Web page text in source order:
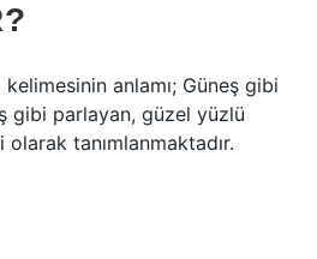
anlamı; Güneş gibi
gibi parlayan, güzel yüzlü
olarak tanımlanmaktadır.